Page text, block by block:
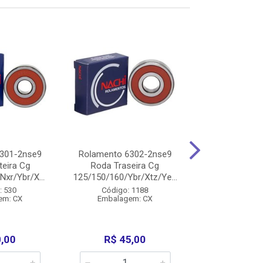
2nse9
Cg
Ybr/X...
530
CX
Rolamento 6302-2nse9
Roda Traseira Cg
125/150/160/Ybr/Xtz/Ye...
Código: 1188
Embalagem: CX
R$ 45,00